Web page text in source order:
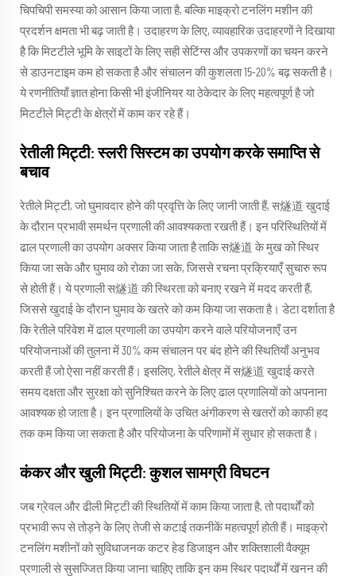
चिपचिपी समस्या को आसान किया जाता है, बल्कि माइक्रो टनलिंग मशीन की
प्रदर्शन क्षमता भी बढ़ जाती है। उदाहरण के लिए, व्यावहारिक उदाहरणों ने दिखाया
है कि मिटटीले भूमि के साइटों के लिए सही सेटिंग्स और उपकरणों का चयन करने
से डाउनटाइम कम हो सकता है और संचालन की कुशलता 15-20% बढ़ सकती है।
ये रणनीतियाँ ज्ञात होना किसी भी इंजीनियर या ठेकेदार के लिए महत्वपूर्ण है जो
मिटटीले मिट्टी के क्षेत्रों में काम कर रहे हैं।
रेतीली मिट्टी: स्लरी सिस्टम का उपयोग करके समाप्ति से
बचाव
रेतीले मिट्टी, जो घुमावदार होने की प्रवृत्ति के लिए जानी जाती हैं, स燧道 खुदाई
के दौरान प्रभावी समर्थन प्रणाली की आवश्यकता रखती हैं। इन परिस्थितियों में
ढाल प्रणाली का उपयोग अक्सर किया जाता है ताकि स燧道 के मुख को स्थिर
किया जा सके और घुमाव को रोका जा सके, जिससे रचना प्रक्रियाएँ सुचारु रूप
से होती हैं। ये प्रणाली स燧道 की स्थिरता को बनाए रखने में मदद करती हैं,
जिससे खुदाई के दौरान घुमाव के खतरे को कम किया जा सकता है। डेटा दर्शाता है
कि रेतीले परिवेश में ढाल प्रणाली का उपयोग करने वाले परियोजनाएँ उन
परियोजनाओं की तुलना में 30% कम संचालन पर बंद होने की स्थितियाँ अनुभव
करती हैं जो ऐसा नहीं करती हैं। इसलिए, रेतीले क्षेत्र में स燧道 खुदाई करते
समय दक्षता और सुरक्षा को सुनिश्चित करने के लिए ढाल प्रणालियों को अपनाना
आवश्यक हो जाता है। इन प्रणालियों के उचित अंगीकरण से खतरों को काफी हद
तक कम किया जा सकता है और परियोजना के परिणामों में सुधार हो सकता है।
कंकर और खुली मिट्टी: कुशल सामग्री विघटन
जब ग्रेवल और ढीली मिट्टी की स्थितियों में काम किया जाता है, तो पदार्थों को
प्रभावी रूप से तोड़ने के लिए तेजी से कटाई तकनीकें महत्वपूर्ण होती हैं। माइक्रो
टनलिंग मशीनों को सुविधाजनक कटर हेड डिजाइन और शक्तिशाली वैक्यूम
प्रणाली से सुसज्जित किया जाना चाहिए ताकि इन कम स्थिर पदार्थों में खनन की